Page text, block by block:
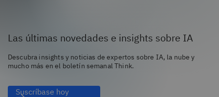
Las últimas novedades e insights sobre IA
Descubra insights y noticias de expertos sobre IA, la nube y
mucho más en el boletín semanal Think.
Suscríbase hoy